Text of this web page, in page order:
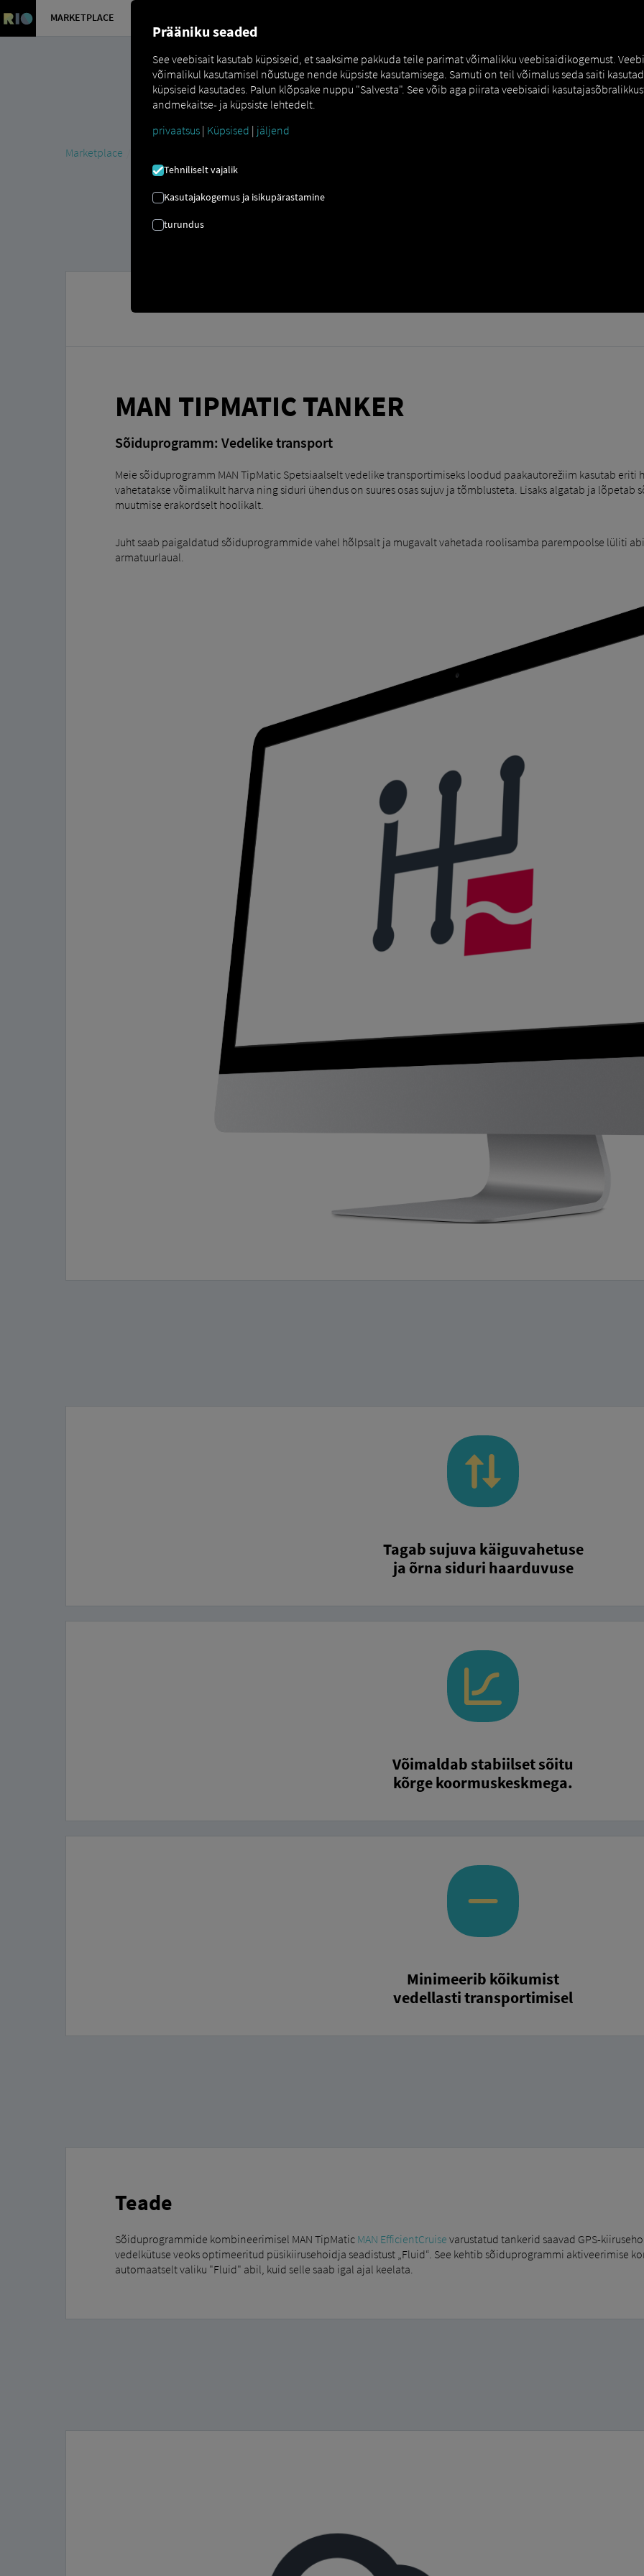
MARKETPLACE
Marketplace
MAN TIPMATIC TANKER
Sõiduprogramm: Vedelike transport
Meie sõiduprogramm MAN TipMatic Spetsiaalselt vedelike transportimiseks loodud paakautorežiim kasutab eriti
vahetatakse võimalikult harva ning siduri ühendus on suures osas sujuv ja tõmblusteta. Lisaks algatab ja lõpetab
muutmise erakordselt hoolikalt.
Juht saab paigaldatud sõiduprogrammide vahel hõlpsalt ja mugavalt vahetada roolisamba parempoolse lüliti
armatuurlaual.
Tagab sujuva käiguvahetuse
ja õrna siduri haarduvuse
Võimaldab stabiilset sõitu
kõrge koormuskeskmega.
Minimeerib kõikumist
vedellasti transportimisel
Teade
Sõiduprogrammide kombineerimisel MAN TipMatic MAN EfficientCruise varustatud tankerid saavad GPS-
vedelkütuse veoks optimeeritud püsikiirusehoidja seadistust „Fluid“. See kehtib sõiduprogrammi aktiveerimise
automaatselt valiku "Fluid" abil, kuid selle saab igal ajal keelata.
Prääniku seaded
See veebisait kasutab küpsiseid, et saaksime pakkuda teile parimat võimalikku veebisaidikogemust.
võimalikul kasutamisel nõustuge nende küpsiste kasutamisega. Samuti on teil võimalus seda saiti
küpsiseid kasutades. Palun klõpsake nuppu "Salvesta". See võib aga piirata veebisaidi
andmekaitse- ja küpsiste lehtedelt.
privaatsus | Küpsised | jäljend
Tehniliselt vajalik
Kasutajakogemus ja isikupärastamine
turundus